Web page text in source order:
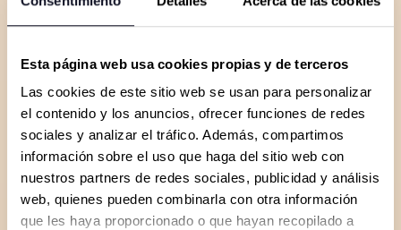
Esta página web usa cookies propias y de terceros
Las cookies de este sitio web se usan para personalizar
el contenido y los anuncios, ofrecer funciones de redes
sociales y analizar el tráfico. Además, compartimos
información sobre el uso que haga del sitio web con
nuestros partners de redes sociales, publicidad y análisis
web, quienes pueden combinarla con otra información
que les haya proporcionado o que hayan recopilado a